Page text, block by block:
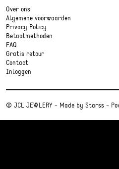
Over ons
Algemene voorwaarden
Privacy Policy
Betaalmethoden
FAQ
Gratis retour
Contact
Inloggen
© JCL JEWLERY - Made by Starss -